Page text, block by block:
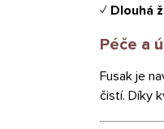
✓ Dlouhá
Péče a
Fusak je
čistí. Díky